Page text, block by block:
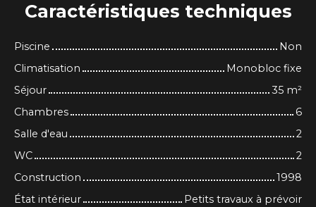
Caractéristiques techniques
Piscine
Non
Climatisation
Monobloc fixe
Séjour
35 m²
Chambres
6
Salle d'eau
2
WC
2
Construction
1998
État intérieur
Petits travaux à prévoir